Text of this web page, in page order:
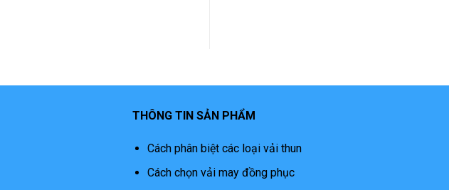
THÔNG TIN SẢN PHẨM
Cách phân biệt các loại vải thun
Cách chọn vải may đồng phục